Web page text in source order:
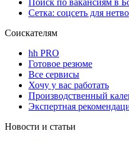
Поиск по вакансиям в
Сетка: соцсеть для
Соискателям
hh PRO
Готовое резюме
Все сервисы
Хочу у вас работать
Производственный
Экспертная
Новости и статьи